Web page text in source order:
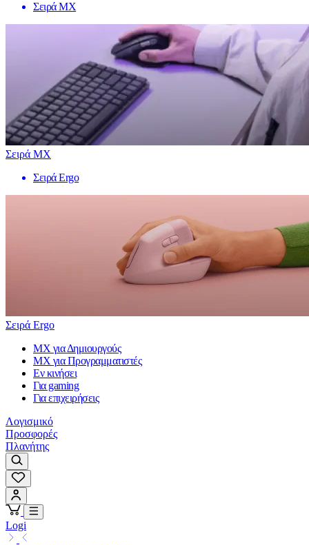
Σειρά MX
Σειρά MX
Σειρά Ergo
Σειρά Ergo
MX για Δημιουργούς
MX για Προγραμματιστές
Εν κινήσει
Για gaming
Για επιχειρήσεις
Λογισμικό
Προσφορές
Πλανήτης
Logi